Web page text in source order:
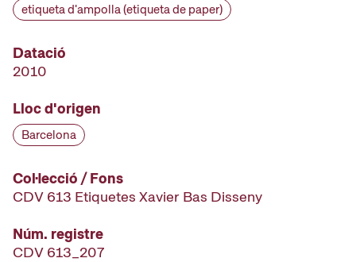
etiqueta d'ampolla (etiqueta de paper)
Datació
2010
Lloc d'origen
Barcelona
Col·lecció / Fons
CDV 613 Etiquetes Xavier Bas Disseny
Núm. registre
CDV 613_207